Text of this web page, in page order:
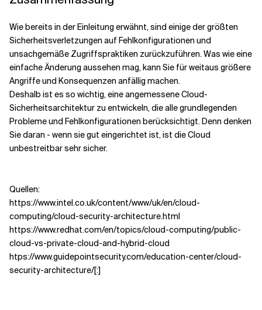
Wie bereits in der Einleitung erwähnt, sind einige der größten
Sicherheitsverletzungen auf Fehlkonfigurationen und
unsachgemäße Zugriffspraktiken zurückzuführen. Was wie eine
einfache Änderung aussehen mag, kann Sie für weitaus größere
Angriffe und Konsequenzen anfällig machen.
Deshalb ist es so wichtig, eine angemessene Cloud-
Sicherheitsarchitektur zu entwickeln, die alle grundlegenden
Probleme und Fehlkonfigurationen berücksichtigt. Denn denken
Sie daran - wenn sie gut eingerichtet ist, ist die Cloud
unbestreitbar sehr sicher.
Quellen:
https://www.intel.co.uk/content/www/uk/en/cloud-
computing/cloud-security-architecture.html
https://www.redhat.com/en/topics/cloud-computing/public-
cloud-vs-private-cloud-and-hybrid-cloud
htps://www.guidepointsecurity.com/education-center/cloud-
security-architecture/[:]